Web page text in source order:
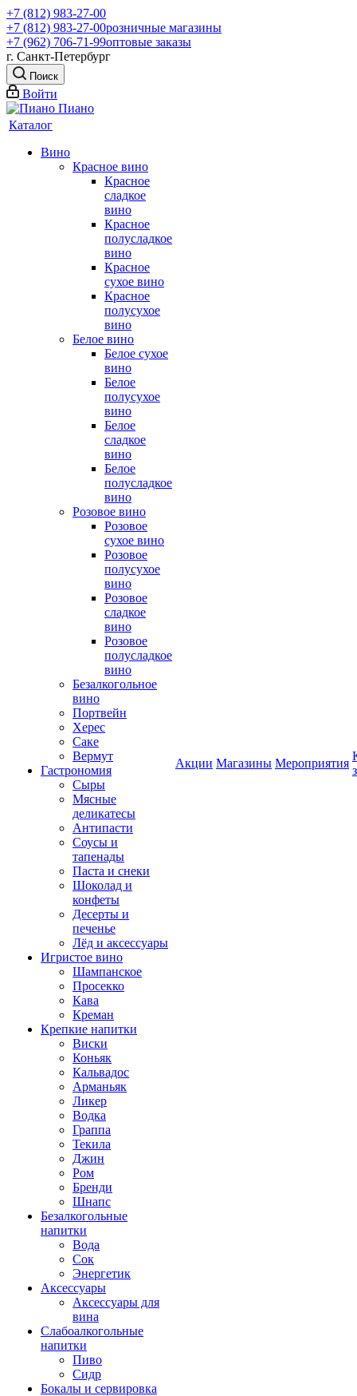
+7 (812) 983-27-00
+7 (812) 983-27-00розничные магазины
+7 (962) 706-71-99оптовые заказы
г. Санкт-Петербург
Поиск
Войти
Каталог
Вино
Красное вино
Красное
сладкое
вино
Красное
полусладкое
вино
Красное
сухое вино
Красное
полусухое
вино
Белое вино
Белое сухое
вино
Белое
полусухое
вино
Белое
сладкое
вино
Белое
полусладкое
вино
Розовое вино
Розовое
сухое вино
Розовое
полусухое
вино
Розовое
сладкое
вино
Розовое
полусладкое
вино
Безалкогольное
вино
Портвейн
Херес
Саке
Вермут
Гастрономия
Сыры
Мясные
деликатесы
Антипасти
Соусы и
тапенады
Паста и снеки
Шоколад и
конфеты
Десерты и
печенье
Лёд и аксессуары
Игристое вино
Шампанское
Просекко
Кава
Креман
Крепкие напитки
Виски
Коньяк
Кальвадос
Арманьяк
Ликер
Водка
Граппа
Текила
Джин
Ром
Бренди
Шнапс
Безалкогольные
напитки
Вода
Сок
Энергетик
Аксессуары
Аксессуары для
вина
Слабоалкогольные
напитки
Пиво
Сидр
Бокалы и сервировка
Акции Магазины Мероприятия